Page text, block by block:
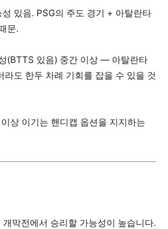
있음. PSG의 주도 경기 + 아탈란타
문.
(BTTS 있음) 중간 이상 — 아탈란타
라도 한두 차례 기회를 잡을 수 있을 것
상 이기는 핸디캡 옵션을 지지하는
막전에서 승리할 가능성이 높습니다.